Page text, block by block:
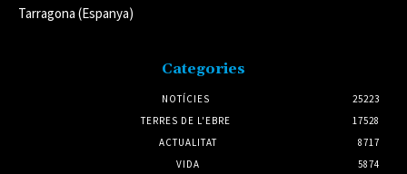
Tarragona (Espanya)
Categories
NOTÍCIES
25223
TERRES DE L'EBRE
17528
ACTUALITAT
8717
VIDA
5874